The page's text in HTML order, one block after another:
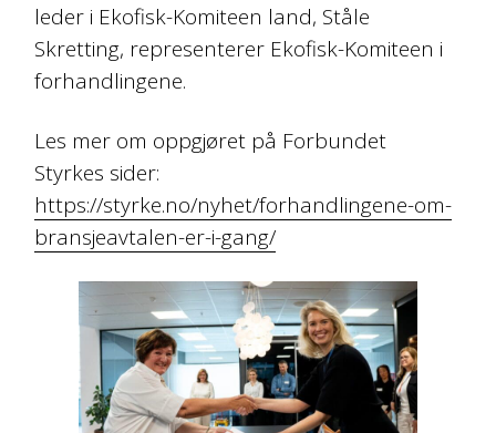
leder i Ekofisk-Komiteen land, Ståle
Skretting, representerer Ekofisk-Komiteen i
forhandlingene.
Les mer om oppgjøret på Forbundet
Styrkes sider:
https://styrke.no/nyhet/forhandlingene-om-
bransjeavtalen-er-i-gang/